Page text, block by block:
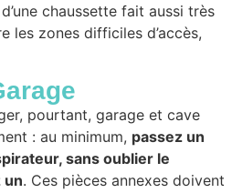
chaussette fait aussi très
les zones difficiles d’accès,
pourtant, garage et cave
: au minimum, passez un
sans oublier le
un. Ces pièces annexes doivent